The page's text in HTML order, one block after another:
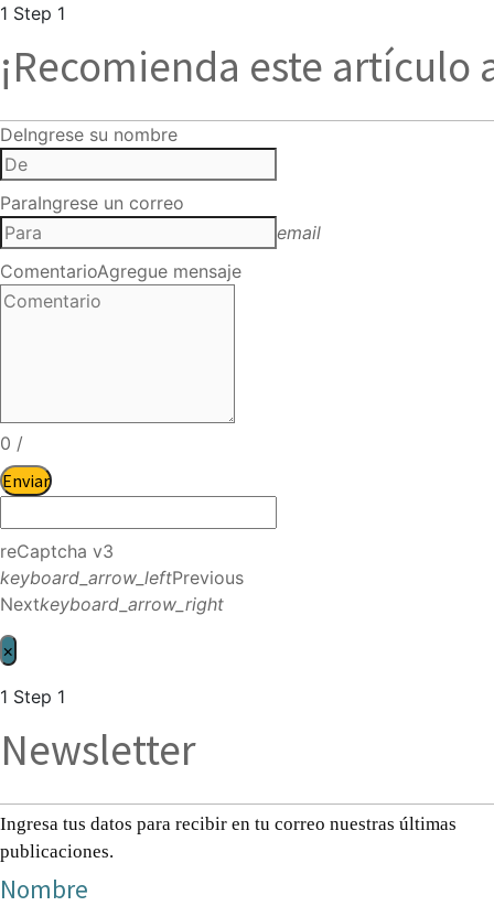
1 Step 1
¡Recomienda este artículo
DeIngrese su nombre
ParaIngrese un correo
email
ComentarioAgregue mensaje
0 /
Enviar
reCaptcha v3
keyboard_arrow_leftPrevious
Nextkeyboard_arrow_right
×
1 Step 1
Newsletter
Ingresa tus datos para recibir en tu correo nuestras últimas
publicaciones.
Nombre